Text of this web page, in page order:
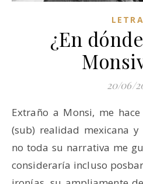
¿En
20/06/
Extraño a Monsi, me hace falta su lectura de la
(sub) realidad mexicana
no toda su narrativa me
consideraría incluso